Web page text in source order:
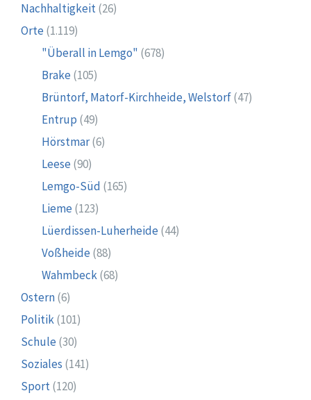
Nachhaltigkeit(26)
Orte (1.119)
"Überall in Lemgo" (678)
Brake (105)
Brüntorf, Matorf-Kirchheide, Welstorf(47)
Entrup (49)
Hörstmar(6)
Leese (90)
Lemgo-Süd (165)
Lieme (123)
Lüerdissen-Luherheide (44)
Voßheide (88)
Wahmbeck(68)
Ostern(6)
Politik(101)
Schule (30)
Soziales (141)
Sport(120)